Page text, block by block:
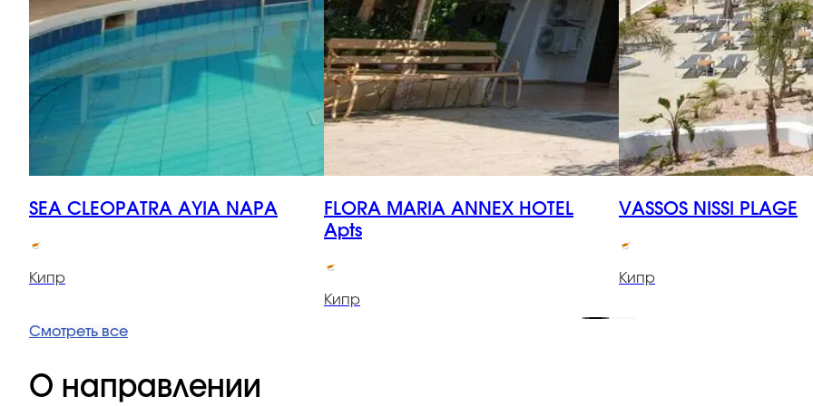
SEA CLEOPATRA AYIA NAPA
Кипр
FLORA MARIA ANNEX HOTEL
Apts
Кипр
VASSOS NISSI PLAGE
Кипр
Смотреть все
О направлении